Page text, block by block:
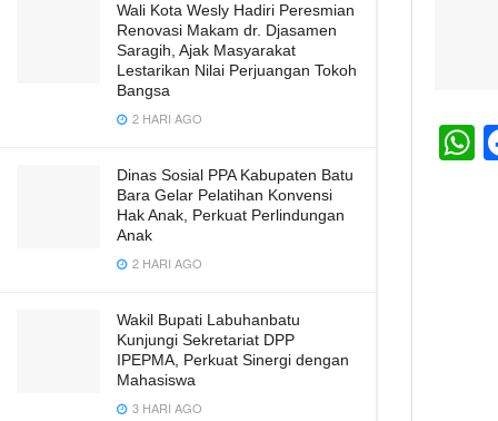
Wali Kota Wesly Hadiri Peresmian
Renovasi Makam dr. Djasamen
Saragih, Ajak Masyarakat
Lestarikan Nilai Perjuangan Tokoh
Bangsa
2 HARI AGO
Dinas Sosial PPA Kabupaten Batu
Bara Gelar Pelatihan Konvensi
Hak Anak, Perkuat Perlindungan
Anak
2 HARI AGO
Wakil Bupati Labuhanbatu
Kunjungi Sekretariat DPP
IPEPMA, Perkuat Sinergi dengan
Mahasiswa
3 HARI AGO
h